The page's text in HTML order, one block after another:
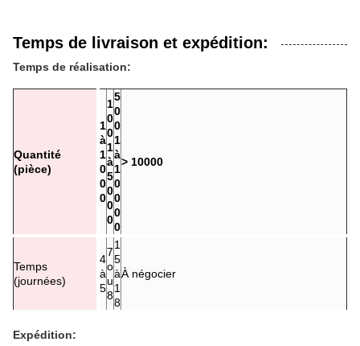
Temps de livraison et expédition:
Temps de réalisation:
Quantité
(pièce)
1
à
1
0
0
0
1
0
0
1
à
5
0
0
0
5
0
0
1
à
1
0
0
0
0
> 10000
Temps
(journées)
4
à
5
7
o
u
8
1
5
à
1
8
À négocier
Expédition: